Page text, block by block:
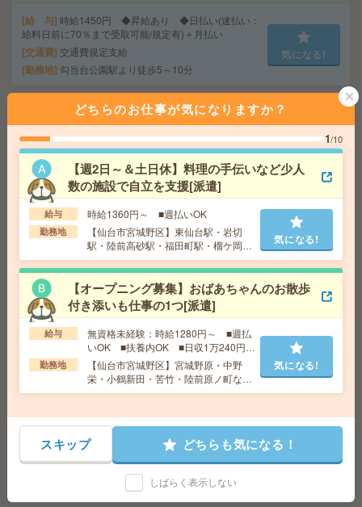
給 与 時給1450円 ◆昇給あり ◆日払い(速払い：
給料日前に70％まで受取可能/規定有)＋月払い
交通費 交通費規定支給
勤務地 勾当台公園駅より徒歩5～10分
気になる!
《単発1日OK！日払い可》＊お菓子のモクモクシール貼
り[派遣]
給 与 時給1,500円～1,875円
交通費 ■ 交通費規定内支給 ※派遣先による
勤務地 【仙台市若林区】愛宕橋駅・河原町(宮城県)
駅・連坊駅・薬師堂(宮城県)駅・卸町(宮城県)駅など勤
務地多数！
高時給！車通勤OK！土日休み！日勤のお仕事！結束や梱
包作業[派遣]
給 与 時給1400円
交通費 交通費支給有り
勤務地 小鶴新田駅～車10分 ※車通勤・バイク通勤O
気になる!
〈空いた日1日のみからOK〉＊DMの仕分け[派遣]
給 与 時給1,500円～1,875円
勤務地 【仙台市太白区】南仙台駅・長町駅・長町南
駅・富沢駅・太子堂駅など勤務地多数！
どちらのお仕事が気になりますか？
1/10
【週2日～＆土日休】料理の手伝いなど少人
数の施設で自立を支援[派遣]
給与 時給1360円～ ■週払いOK
勤務地
【仙台市宮城野区】東仙台駅・岩切
駅・陸前高砂駅・福田町駅・榴ケ岡駅
など勤務地多数！
気になる!
【オープニング募集】おばあちゃんのお散歩
付き添いも仕事の1つ[派遣]
給与
無資格未経験：時給1280円～ ■週払
いOK ■扶養内OK ■日収1万240円以
上
勤務地
【仙台市宮城野区】宮城野原・中野
栄・小鶴新田・苦竹・陸前原ノ町など
勤務地多数！
気になる!
スキップ どちらも気になる！
しばらく表示しない